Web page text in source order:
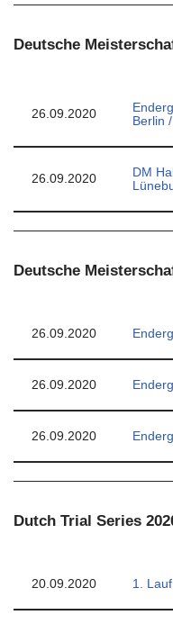
Deutsche
26.09.2020
Berlin
26.09.2020
DM
Deutsche
26.09.2020
26.09.2020
26.09.2020
Dutch Trial Series
20.09.2020 1.